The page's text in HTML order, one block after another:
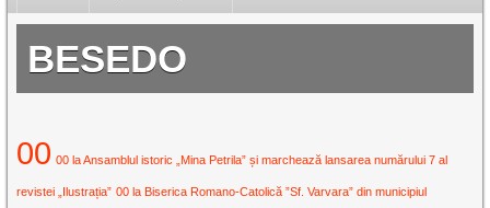
BESEDO
00 00 la Ansamblul istoric „Mina Petrila” și marchează lansarea numărului 7 al
revistei „Ilustrația” 00 la Biserica Romano-Catolică ”Sf. Varvara” din municipiul